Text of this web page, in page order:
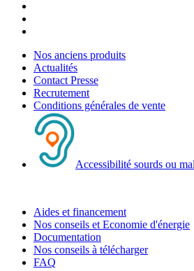
Nos anciens produits
Actualités
Contact Presse
Recrutement
Conditions générales de vente
Accessibilité sourds ou
Aides et financement
Nos conseils et Economie d'énergie
Documentation
Nos conseils à télécharger
FAQ